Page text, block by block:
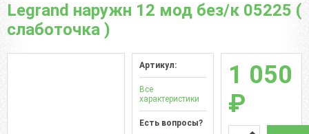
Legrand наружн 12 мод без/к 05225 (
слаботочка )
Артикул:
Все
характеристики
Есть вопросы?
1 050
₽